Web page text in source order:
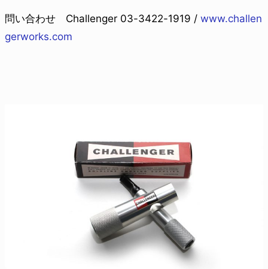
問い合わせ Challenger 03-3422-1919 / www.challen
gerworks.com